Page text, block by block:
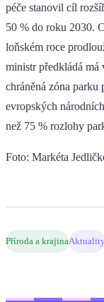
péče stanovil cíl
50 % do roku 2030.
loňském roce
ministr předkládá
chráněná zóna
evropských
než 75 % rozlohy
Foto: Markéta
Příroda a krajina